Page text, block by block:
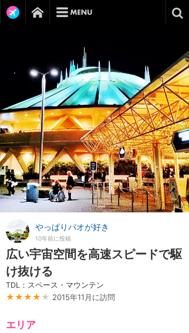
やっぱりパオが好き
10年前に投稿
広い宇宙空間を高速スピードで駆
け抜ける
TDL：スペース・マウンテン
★★★★ ★ 2015年11月に訪問
エリア